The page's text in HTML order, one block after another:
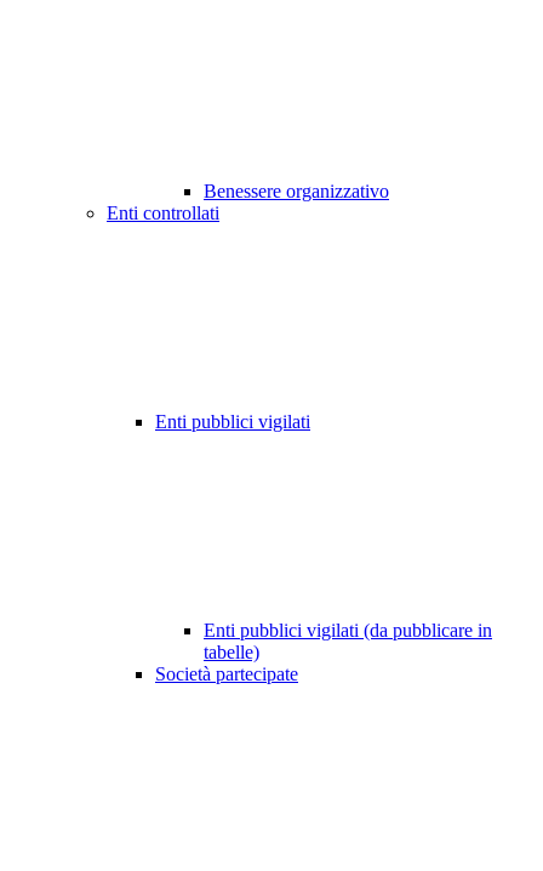
Benessere organizzativo
Enti controllati
Enti pubblici vigilati
Enti pubblici vigilati (da pubblicare in
tabelle)
Società partecipate